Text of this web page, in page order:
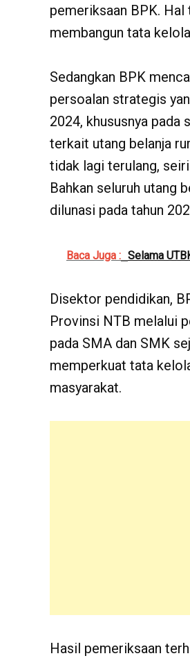
pemeriksaan BPK.
membangun tata
Sedangkan BPK
persoalan strategis
2024, khususnya pada
terkait utang belanja
tidak lagi terulang,
Bahkan seluruh utang
dilunasi pada tahun
Baca Juga : Selama
Disektor pendidikan,
Provinsi NTB melalui
pada SMA dan SMK
memperkuat tata
masyarakat.
Hasil pemeriksaan